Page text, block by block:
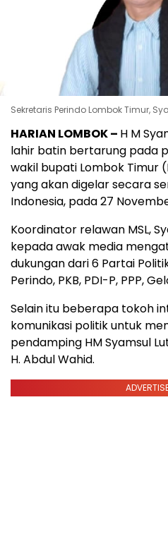
Sekretaris Perindo Lombok Timur,
HARIAN LOMBOK – H M
lahir batin bertarung pada
wakil bupati Lombok Timur
yang akan digelar secara
Indonesia, pada 27
Koordinator relawan MSL,
kepada awak media
dukungan dari 6 Partai
Perindo, PKB, PDI-P, PPP,
Selain itu beberapa tokoh
komunikasi politik untuk
pendamping HM Syamsul
H. Abdul Wahid.